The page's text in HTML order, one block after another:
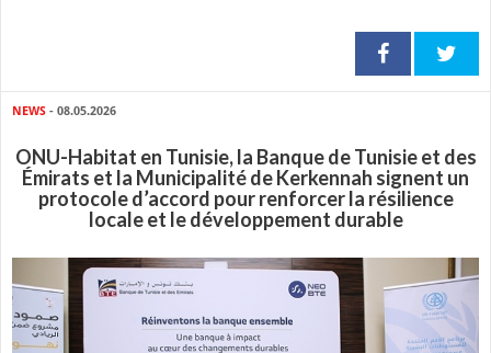
NEWS - 08.05.2026
ONU-Habitat en Tunisie, la Banque de Tunisie et des
Émirats et la Municipalité de Kerkennah signent un
protocole d’accord pour renforcer la résilience
locale et le développement durable